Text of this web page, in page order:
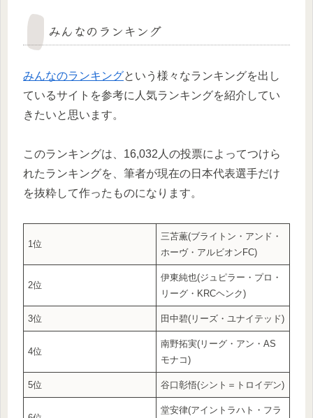
みんなのランキング
みんなのランキングという様々なランキングを出し
ているサイトを参考に人気ランキングを紹介してい
きたいと思います。
このランキングは、16,032人の投票によってつけら
れたランキングを、筆者が現在の日本代表選手だけ
を抜粋して作ったものになります。
1位
三苫薫(ブライトン・アンド・
ホーヴ・アルビオンFC)
2位
伊東純也(ジュピラー・プロ・
リーグ・KRCヘンク)
3位 田中碧(リーズ・ユナイテッド)
4位
南野拓実(リーグ・アン・AS
モナコ)
5位 谷口彰悟(シント＝トロイデン)
堂安律(アイントラハト・フラ